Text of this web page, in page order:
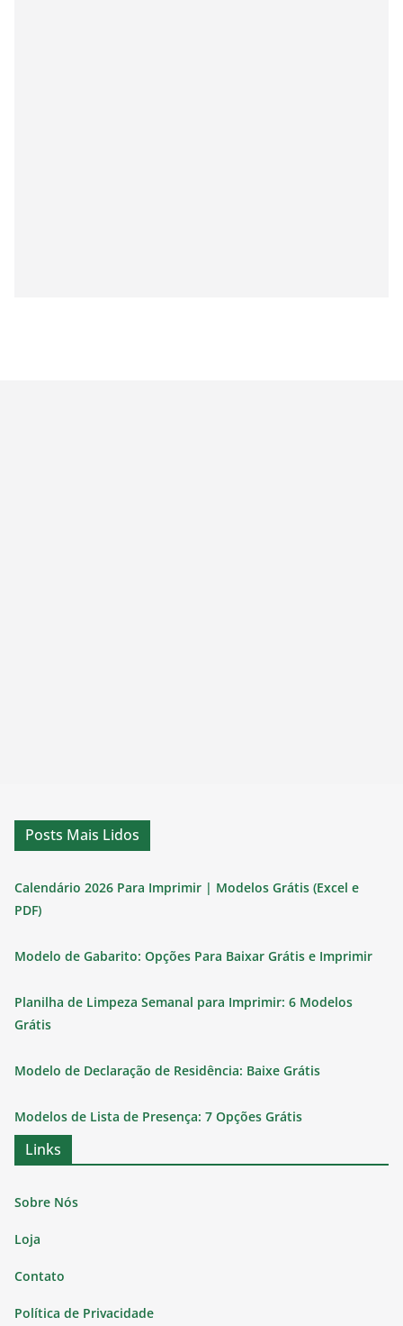
Posts Mais Lidos
Calendário 2026 Para Imprimir | Modelos Grátis (Excel e
PDF)
Modelo de Gabarito: Opções Para Baixar Grátis e Imprimir
Planilha de Limpeza Semanal para Imprimir: 6 Modelos
Grátis
Modelo de Declaração de Residência: Baixe Grátis
Modelos de Lista de Presença: 7 Opções Grátis
Links
Sobre Nós
Loja
Contato
Política de Privacidade